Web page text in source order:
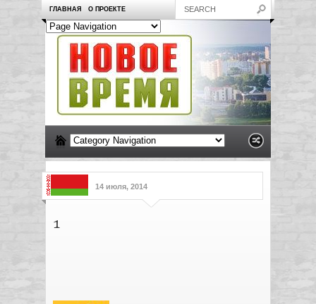
ГЛАВНАЯ О ПРОЕКТЕ
14 июля, 2014
1